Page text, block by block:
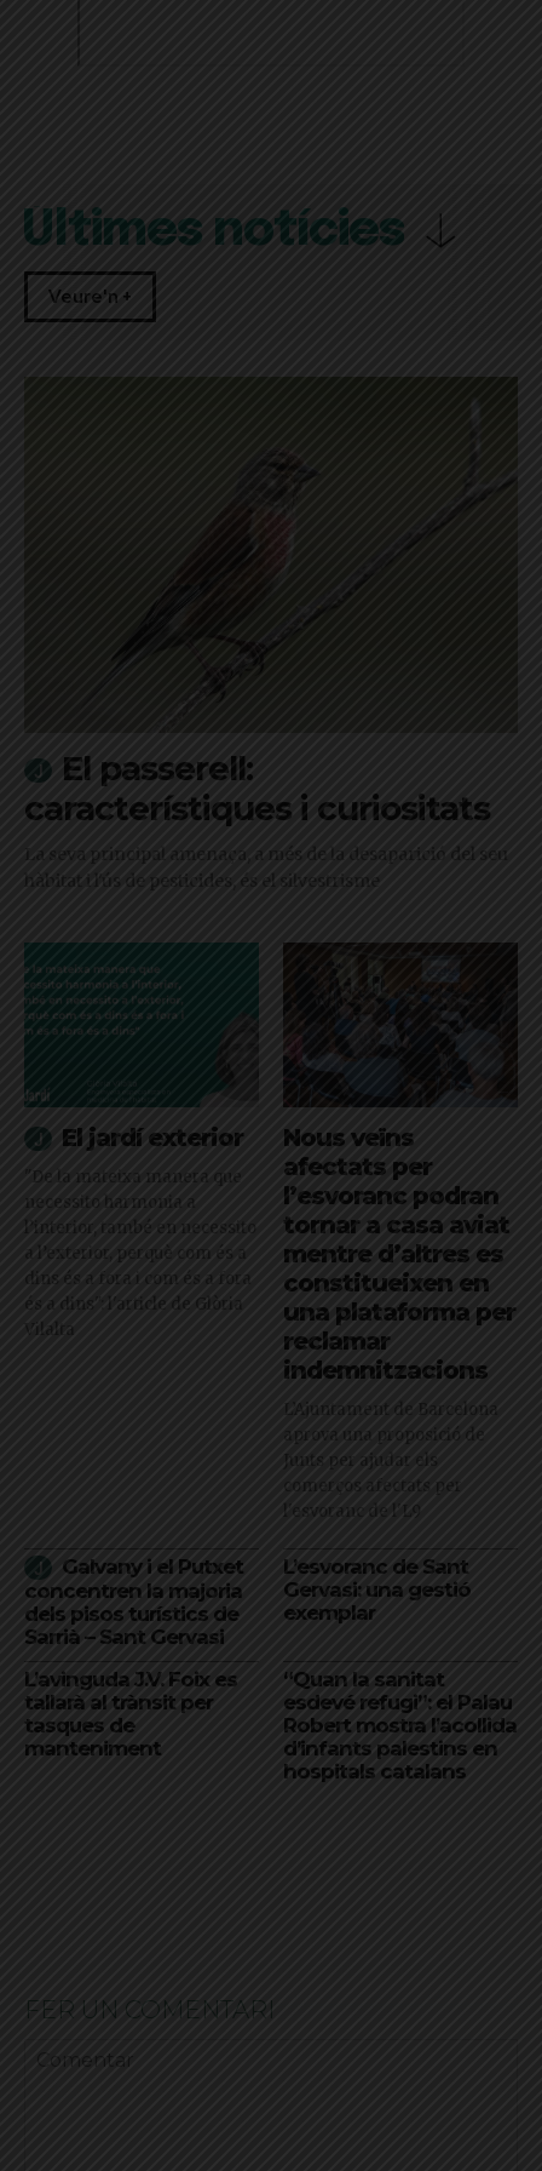
Últimes notícies
Veure'n +
El passerell:
característiques i curiositats
La seva principal amenaça, a més de la desaparició del seu
hàbitat i l'ús de pesticides, és el silvestrisme
El jardí exterior
"De la mateixa manera que
necessito harmonia a
l’interior, també en necessito
a l’exterior, perquè com és a
dins és a fora i com és a fora
és a dins": l'article de Glòria
Vilalta
Nous veïns
afectats per
l’esvoranc podran
tornar a casa aviat
mentre d’altres es
constitueixen en
una plataforma per
reclamar
indemnitzacions
L’Ajuntament de Barcelona
aprova una proposició de
Junts per ajudar els
comerços afectats per
l'esvoranc de l'L9
Galvany i el Putxet
concentren la majoria
dels pisos turístics de
Sarrià – Sant Gervasi
L’esvoranc de Sant
Gervasi: una gestió
exemplar
L’avinguda J.V. Foix es
tallarà al trànsit per
tasques de
manteniment
“Quan la sanitat
esdevé refugi”: el Palau
Robert mostra l’acollida
d’infants palestins en
hospitals catalans
FER UN COMENTARI